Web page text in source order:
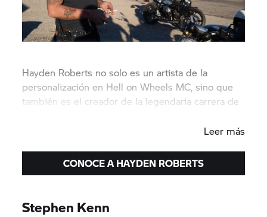
Hayden Roberts no solo es un artista de la
personalización en Hell on Wheels MC, sino que
también es el creador de la legendaria carrera de
Leer más
CONOCE A HAYDEN ROBERTS
Stephen Kenn